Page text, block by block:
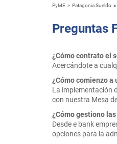
PyME Patagonia Sueldo
Preguntas
¿Cómo contrato el
Acercándote a
¿Cómo comienzo
La implementación
con nuestra Mesa
¿Cómo gestiono
Desde e bank
opciones para la